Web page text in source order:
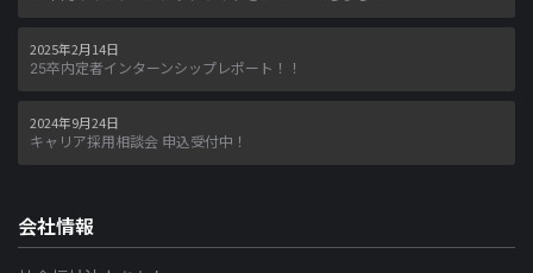
25卒内定者インターンシップレポート！！
2025年2月14日
キャリア採用相談会 申込受付中！
2024年9月24日
会社情報